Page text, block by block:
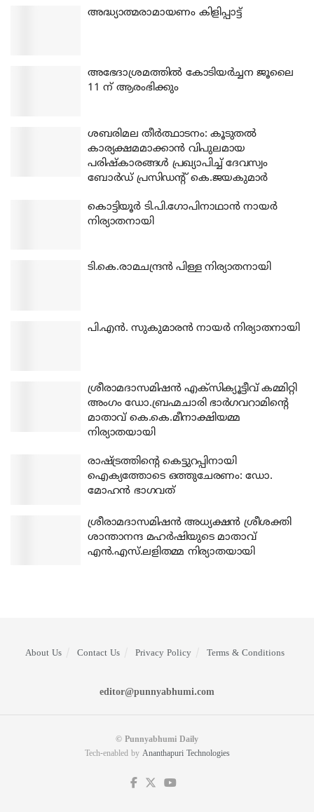
അദ്ധ്യാത്മരാമായണം കിളിപ്പാട്ട്
അഭേദാശ്രമത്തില്‍ കോടിയര്‍ച്ചന ജൂലൈ
11 ന് ആരംഭിക്കും
ശബരിമല തീര്‍ത്ഥാടനം: കൂടുതല്‍
കാര്യക്ഷമമാക്കാന്‍ വിപുലമായ
പരിഷ്‌കാരങ്ങള്‍ പ്രഖ്യാപിച്ച് ദേവസ്വം
ബോര്‍ഡ് പ്രസിഡന്റ് കെ.ജയകുമാര്‍
കൊട്ടിയൂര്‍ ടി.പി.ഗോപിനാഥാന്‍ നായര്‍
നിര്യാതനായി
ടി.കെ.രാമചന്ദ്രന്‍ പിള്ള നിര്യാതനായി
പി.എന്‍. സുകുമാരന്‍ നായര്‍ നിര്യാതനായി
ശ്രീരാമദാസമിഷന്‍ എക്‌സിക്യൂട്ടീവ് കമ്മിറ്റി
അംഗം ഡോ.ബ്രഹ്മചാരി ഭാര്‍ഗവറാമിന്റെ
മാതാവ് കെ.കെ.മീനാക്ഷിയമ്മ
നിര്യാതയായി
രാഷ്ട്രത്തിന്റെ കെട്ടുറപ്പിനായി
ഐക്യത്തോടെ ഒത്തുചേരണം: ഡോ.
മോഹന്‍ ഭാഗവത്
ശ്രീരാമദാസമിഷന്‍ അധ്യക്ഷന്‍ ശ്രീശക്തി
ശാന്താനന്ദ മഹര്‍ഷിയുടെ മാതാവ്
എന്‍.എസ്.ലളിതമ്മ നിര്യാതയായി
About Us Contact Us Privacy Policy Terms & Conditions
editor@punnyabhumi.com
© Punnyabhumi Daily
Tech-enabled by Ananthapuri Technologies